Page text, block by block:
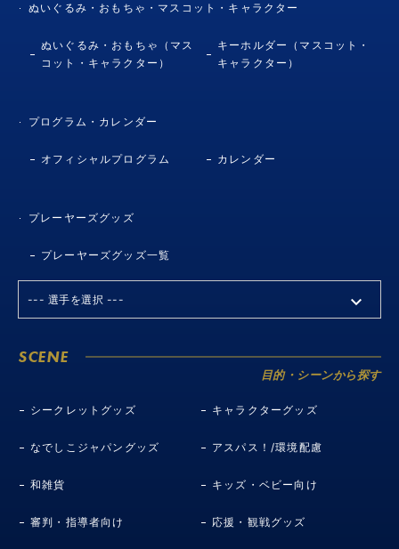
ぬいぐるみ・おもちゃ・マスコット・キャラクター
ぬいぐるみ・おもちゃ（マス
コット・キャラクター）
キーホルダー（マスコット・
キャラクター）
プログラム・カレンダー
オフィシャルプログラム カレンダー
プレーヤーズグッズ
プレーヤーズグッズ一覧
SCENE
目的・シーンから探す
シークレットグッズ キャラクターグッズ
なでしこジャパングッズ アスパス！/環境配慮
和雑貨 キッズ・ベビー向け
審判・指導者向け 応援・観戦グッズ